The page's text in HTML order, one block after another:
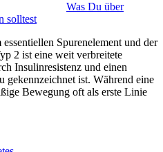
Was Du über
solltest
Spurenelement und der
2 ist eine weit verbreitete
Insulinresistenz und einen
gekennzeichnet ist. Während eine
Bewegung oft als erste Linie